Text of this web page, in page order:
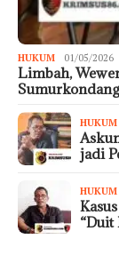
HUKUM 01/05/2026
Limbah,
HUKUM
jadi
HUKUM